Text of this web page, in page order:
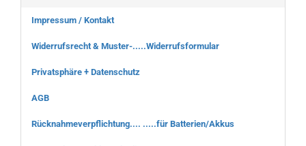
Impressum / Kontakt
Widerrufsrecht & Muster-.....Widerrufsformular
Privatsphäre + Datenschutz
AGB
Rücknahmeverpflichtung.... .....für Batterien/Akkus